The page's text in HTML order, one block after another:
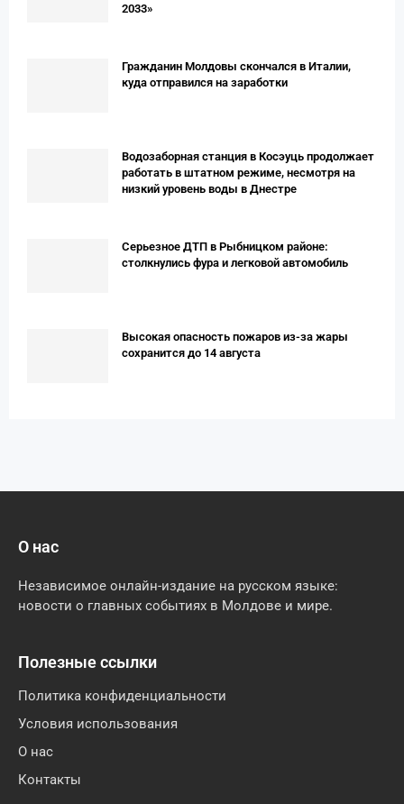
2033»
Гражданин Молдовы скончался в Италии,
куда отправился на заработки
Водозаборная станция в Косэуць продолжает
работать в штатном режиме, несмотря на
низкий уровень воды в Днестре
Серьезное ДТП в Рыбницком районе:
столкнулись фура и легковой автомобиль
Высокая опасность пожаров из-за жары
сохранится до 14 августа
О нас
Независимое онлайн-издание на русском языке:
новости о главных событиях в Молдове и мире.
Полезные ссылки
Политика конфиденциальности
Условия использования
О нас
Контакты